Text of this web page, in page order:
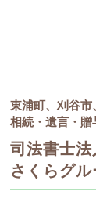
東浦町、刈谷
相続・遺言・贈
司法書士
さくらグ